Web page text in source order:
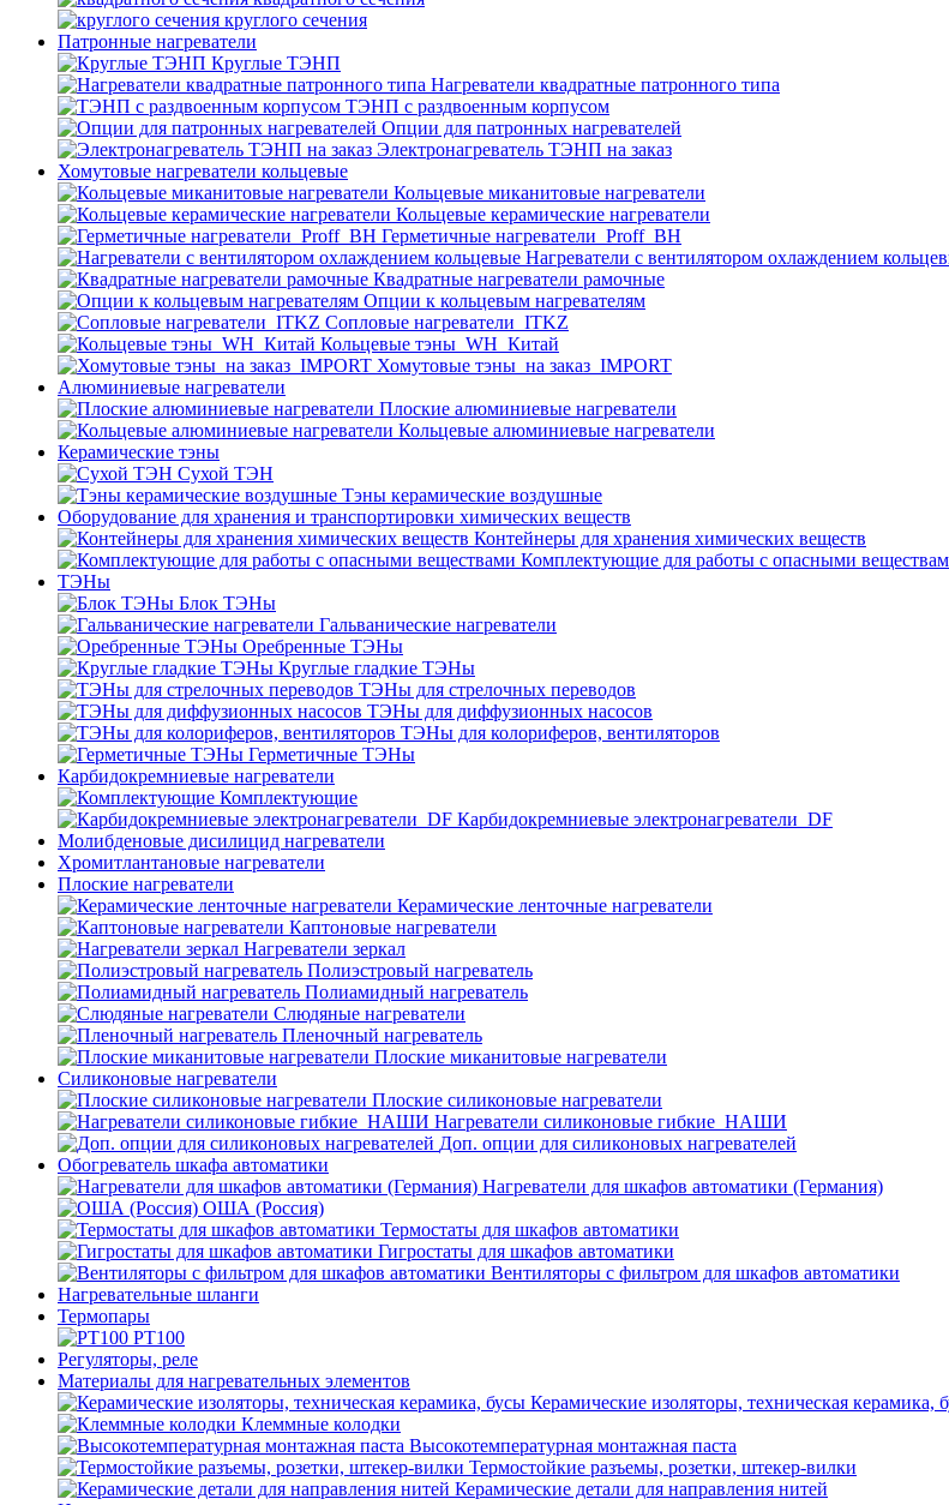
круглого сечения
Патронные нагреватели
Круглые ТЭНП
Нагреватели квадратные патронного типа
ТЭНП с раздвоенным корпусом
Опции для патронных нагревателей
Электронагреватель ТЭНП на заказ
Хомутовые нагреватели кольцевые
Кольцевые миканитовые нагреватели
Кольцевые керамические нагреватели
Герметичные нагреватели_Proff_BH
Нагреватели с вентилятором охлаждением
Квадратные нагреватели рамочные
Опции к кольцевым нагревателям
Cопловые нагреватели_ITKZ
Кольцевые тэны_WH_Китай
Хомутовые тэны_на заказ_IMPORT
Алюминиевые нагреватели
Плоские алюминиевые нагреватели
Кольцевые алюминиевые нагреватели
Керамические тэны
Сухой ТЭН
Тэны керамические воздушные
Оборудование для хранения и транспортировки химических веществ
Контейнеры для хранения химических веществ
Комплектующие для работы с опасными
ТЭНы
Блок ТЭНы
Гальванические нагреватели
Оребренные ТЭНы
Круглые гладкие ТЭНы
ТЭНы для стрелочных переводов
ТЭНы для диффузионных насосов
ТЭНы для колориферов, вентиляторов
Герметичные ТЭНы
Карбидокремниевые нагреватели
Комплектующие
Карбидокремниевые электронагреватели_DF
Молибденовые дисилицид нагреватели
Хромитлантановые нагреватели
Плоские нагреватели
Керамические ленточные нагреватели
Каптоновые нагреватели
Нагреватели зеркал
Полиэстровый нагреватель
Полиамидный нагреватель
Слюдяные нагреватели
Пленочный нагреватель
Плоские миканитовые нагреватели
Силиконовые нагреватели
Плоские силиконовые нагреватели
Нагреватели силиконовые гибкие_НАШИ
Доп. опции для силиконовых нагревателей
Обогреватель шкафа автоматики
Нагреватели для шкафов автоматики (Германия)
ОША (Россия)
Термостаты для шкафов автоматики
Гигростаты для шкафов автоматики
Вентиляторы с фильтром для шкафов автоматики
Нагревательные шланги
Термопары
PT100
Регуляторы, реле
Материалы для нагревательных элементов
Керамические изоляторы, техническая керамика,
Клеммные колодки
Высокотемпературная монтажная паста
Термостойкие разъемы, розетки, штекер-вилки
Керамические детали для направления нитей